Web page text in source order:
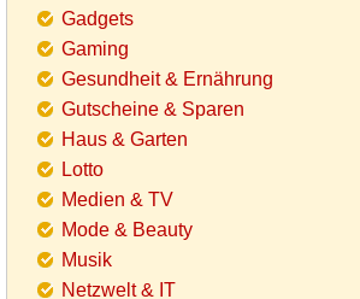
Gadgets
Gaming
Gesundheit & Ernährung
Gutscheine & Sparen
Haus & Garten
Lotto
Medien & TV
Mode & Beauty
Musik
Netzwelt & IT